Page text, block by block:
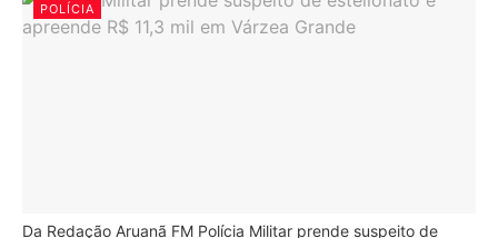
POLÍCIA
Da Redação Aruanã FM Polícia Militar prende suspeito de